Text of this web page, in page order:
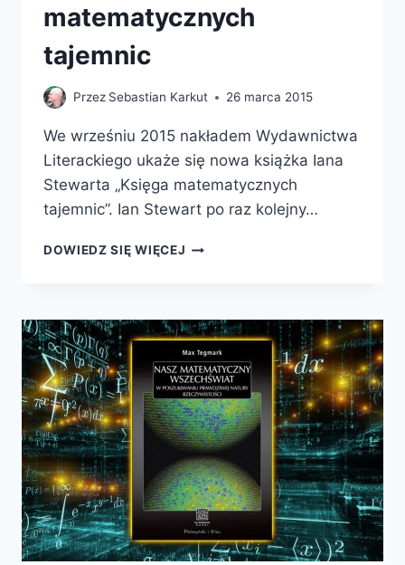
matematycznych
tajemnic
Przez Sebastian Karkut 26 marca 2015
We wrześniu 2015 nakładem Wydawnictwa
Literackiego ukaże się nowa książka Iana
Stewarta „Księga matematycznych
tajemnic”. Ian Stewart po raz kolejny…
DOWIEDZ SIĘ WIĘCEJ JUŻ
MATEMATYCZNYCH
TAJEMNIC